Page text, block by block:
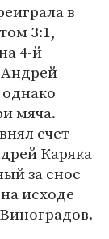
в
3:1,
4-й
мяча.
счет
Каряка
за снос
исходе